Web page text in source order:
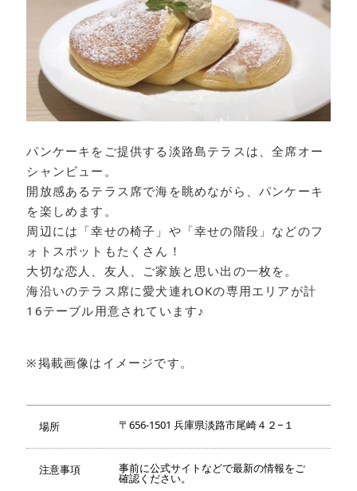
パンケーキをご提供する淡路島テラスは、全席オー
シャンビュー。
開放感あるテラス席で海を眺めながら、パンケーキ
を楽しめます。
周辺には「幸せの椅子」や「幸せの階段」などのフ
ォトスポットもたくさん！
大切な恋人、友人、ご家族と思い出の一枚を。
海沿いのテラス席に愛犬連れOKの専用エリアが計
16テーブル用意されています♪
※掲載画像はイメージです。
場所 〒656-1501 兵庫県淡路市尾崎４２−１
注意事項 事前に公式サイトなどで最新の情報をご
確認ください。